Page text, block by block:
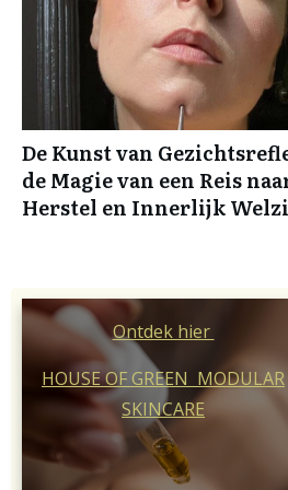
De Kunst van
de Magie van een Reis
Herstel en Innerlijk
Ontdek hier
HOUSE OF GREEN MODULAR
SKINCARE